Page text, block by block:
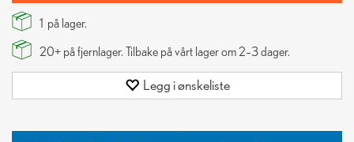
1 på lager.
20+ på fjernlager. Tilbake på vårt lager om 2–3 dager.
Legg i ønskeliste